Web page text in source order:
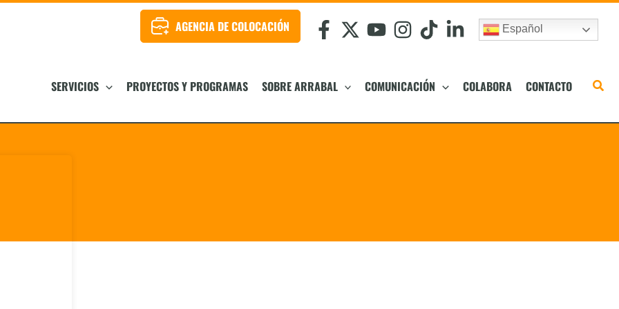
AGENCIA DE COLOCACIÓN Español
SERVICIOS PROYECTOS Y PROGRAMAS SOBRE ARRABAL COMUNICACIÓN COLABORA CONTACTO